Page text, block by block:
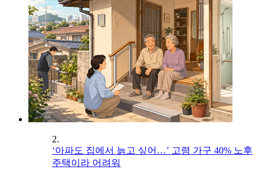
2.
‘아파도 집에서 늙고 싶어…’ 고령 가구 40% 노후
주택이라 어려워